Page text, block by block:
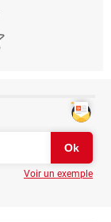
Voir un exemple